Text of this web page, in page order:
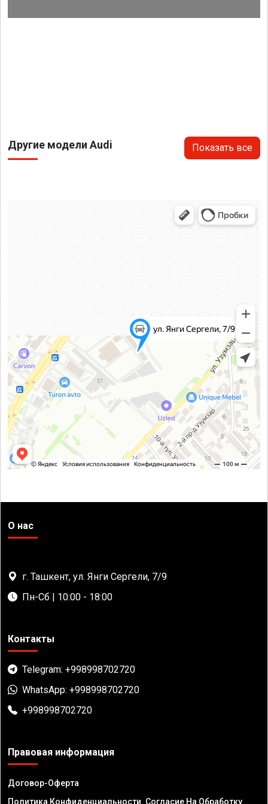
Другие модели Audi Показать все
О нас
г. Ташкент, ул. Янги Сергели, 7/9
Пн-Сб | 10:00 - 18:00
Контакты
Telegram: +998998702720
WhatsApp: +998998702720
+998998702720
Правовая информация
Договор-Оферта
Политика Конфиденциальности. Согласие На Обработку